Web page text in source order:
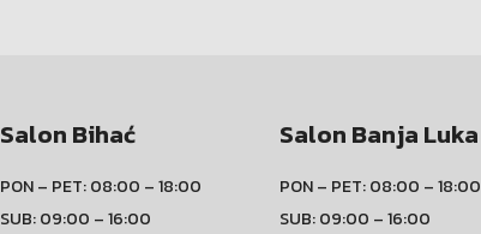
Salon Bihać
PON – PET: 08:00 – 18:00
SUB: 09:00 – 16:00
Salon Banja Luka
PON – PET: 08:00 – 18:00
SUB: 09:00 – 16:00